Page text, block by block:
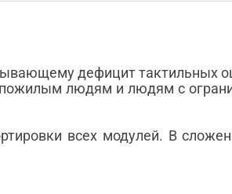
дефицит тактильных
людям и людям с
всех модулей. В